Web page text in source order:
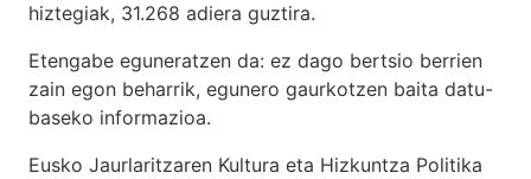
hiztegiak, 31.268 adiera guztira.
Etengabe eguneratzen da: ez dago bertsio berrien
zain egon beharrik, egunero gaurkotzen baita datu-
baseko informazioa.
Eusko Jaurlaritzaren Kultura eta Hizkuntza Politika